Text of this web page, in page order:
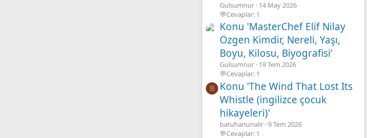
Gulsumnur 14 May 2026
💬Cevaplar: 1
Konu 'MasterChef Elif Nilay
Özgen Kimdir, Nereli, Yaşı,
Boyu, Kilosu, Biyografisi'
Gulsumnur 19 Tem 2026
💬Cevaplar: 1
B
Konu 'The Wind That Lost Its
Whistle (ingilizce çocuk
hikayeleri)'
batuhanunalir 9 Tem 2026
💬Cevaplar: 1